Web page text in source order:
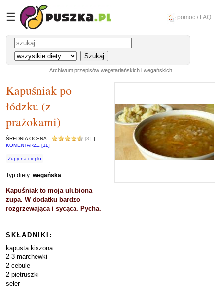
☰ pomoc / FAQ
Archiwum przepisów wegetariańskich i wegańskich
Kapuśniak po
łódzku (z
prażokami)
ŚREDNIA OCENA: [3]
|
KOMENTARZE [11]
Zupy na ciepło
Typ diety: wegańska
Kapuśniak to moja ulubiona
zupa. W dodatku bardzo
rozgrzewająca i sycąca. Pycha.
SKŁADNIKI:
kapusta kiszona
2-3 marchewki
2 cebule
2 pietruszki
seler